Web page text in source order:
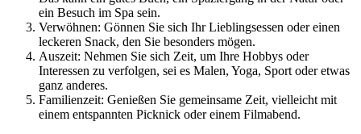
ein Besuch im Spa sein.
Verwöhnen: Gönnen Sie sich Ihr Lieblingsessen oder einen
leckeren Snack, den Sie besonders mögen.
Auszeit: Nehmen Sie sich Zeit, um Ihre Hobbys oder
Interessen zu verfolgen, sei es Malen, Yoga, Sport oder etwas
ganz anderes.
Familienzeit: Genießen Sie gemeinsame Zeit, vielleicht mit
einem entspannten Picknick oder einem Filmabend.